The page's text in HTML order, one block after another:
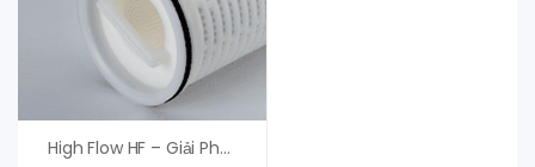
High Flow HF – Giải Pháp Lọc Lưu Lượng Cao Hàng Đầu Từ Mỹ